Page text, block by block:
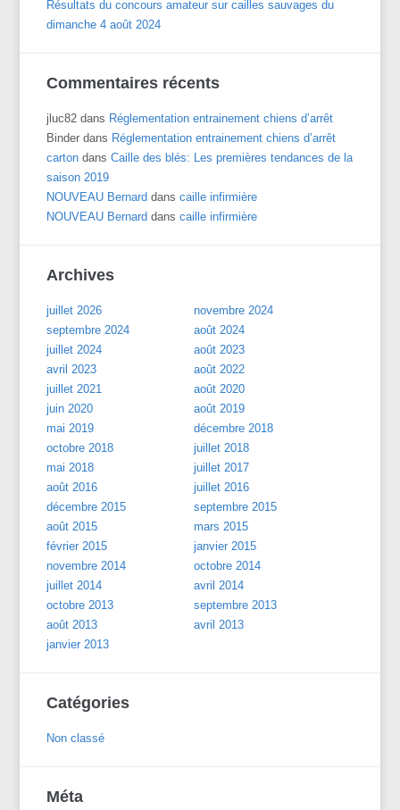
Résultats du concours amateur sur cailles sauvages du
dimanche 4 août 2024
Commentaires récents
jluc82 dans Réglementation entrainement chiens d’arrêt
Binder dans Réglementation entrainement chiens d’arrêt
carton dansCaille des blés: Les premières tendances de la
saison 2019
NOUVEAU Bernard danscaille infirmière
NOUVEAU Bernard danscaille infirmière
Archives
juillet 2026
novembre 2024
septembre 2024
août 2024
juillet 2024
août 2023
avril 2023
août 2022
juillet 2021
août 2020
juin 2020
août 2019
mai 2019
décembre 2018
octobre 2018
juillet 2018
mai 2018
juillet 2017
août 2016
juillet 2016
décembre 2015
septembre 2015
août 2015
mars 2015
février 2015
janvier 2015
novembre 2014
octobre 2014
juillet 2014
avril 2014
octobre 2013
septembre 2013
août 2013
avril 2013
janvier 2013
Catégories
Non classé
Méta